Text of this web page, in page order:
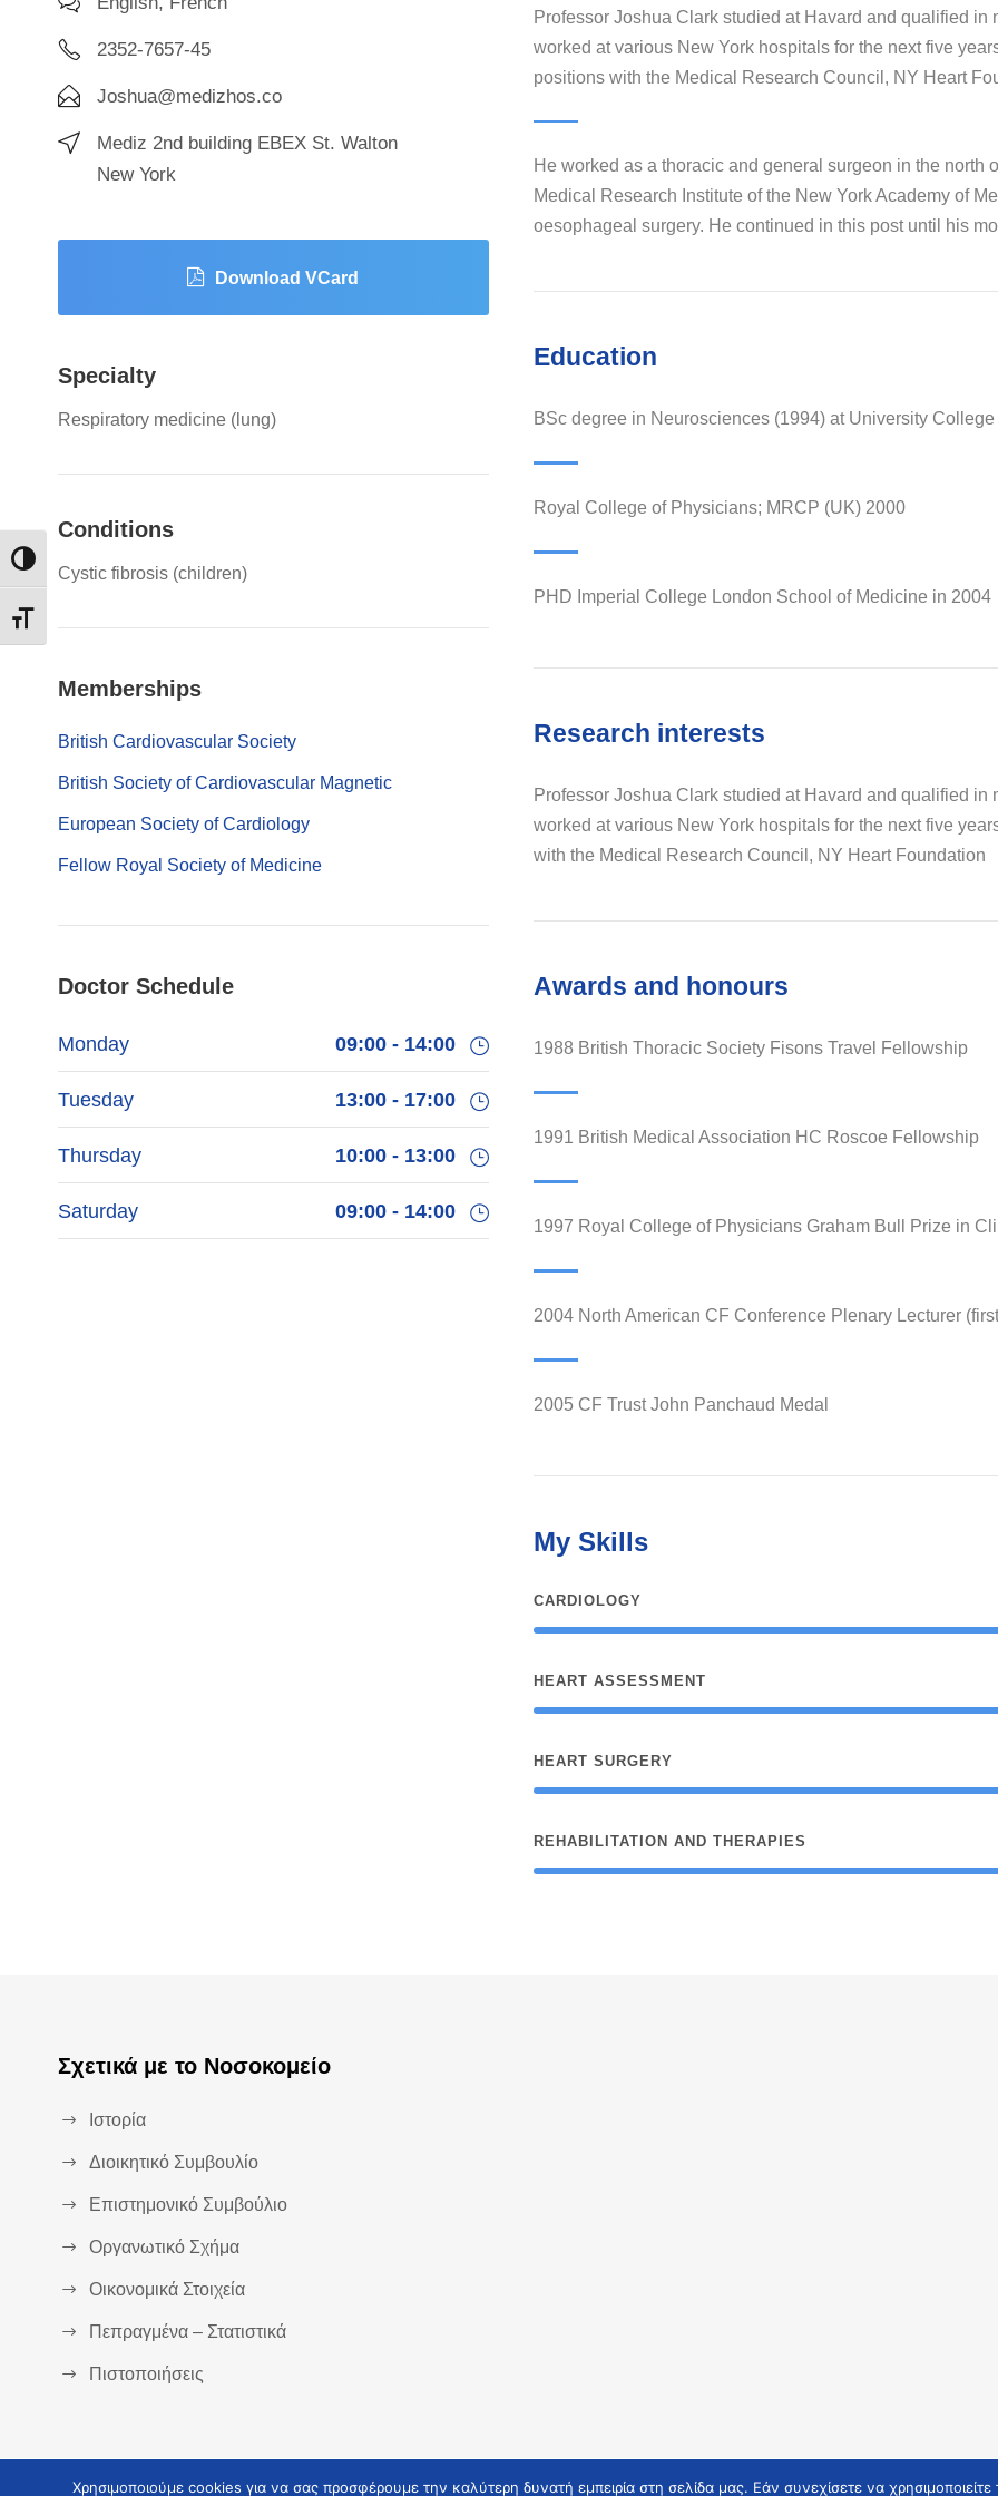
Εναλλαγή Υψηλής Αντίθεσης
Εναλλαγή Μεγέθους Γραμμάτων
2352-7657-45
Joshua@medizhos.co
Mediz 2nd building EBEX St. Walton
New York
Download VCard
Specialty
Respiratory medicine (lung)
Conditions
Cystic fibrosis (children)
Memberships
British Cardiovascular Society
British Society of Cardiovascular Magnetic
European Society of Cardiology
Fellow Royal Society of Medicine
Doctor Schedule
Monday 09:00 - 14:00
Tuesday 13:00 - 17:00
Thursday 10:00 - 13:00
Saturday 09:00 - 14:00
Professor Joshua Clark studied at Havard and qualified
worked at various New York hospitals for the next five
positions with the Medical Research Council, NY Heart
He worked as a thoracic and general surgeon in the
Medical Research Institute of the New York Academy of
oesophageal surgery. He continued in this post until his
Education
BSc degree in Neurosciences (1994) at University
Royal College of Physicians; MRCP (UK) 2000
PHD Imperial College London School of Medicine in 2004
Research interests
Professor Joshua Clark studied at Havard and qualified
worked at various New York hospitals for the next five
with the Medical Research Council, NY Heart Foundation
Awards and honours
1988 British Thoracic Society Fisons Travel Fellowship
1991 British Medical Association HC Roscoe Fellowship
1997 Royal College of Physicians Graham Bull Prize in
2004 North American CF Conference Plenary Lecturer
2005 CF Trust John Panchaud Medal
My Skills
CARDIOLOGY
HEART ASSESSMENT
HEART SURGERY
REHABILITATION AND THERAPIES
Σχετικά με το Νοσοκομείο
Ιστορία
Διοικητικό Συμβουλίο
Επιστημονικό Συμβούλιο
Οργανωτικό Σχήμα
Οικονομικά Στοιχεία
Πεπραγμένα – Στατιστικά
Πιστοποιήσεις
Χρησιμοποιούμε cookies για να σας προσφέρουμε την καλύτερη δυνατή εμπειρία στη σελίδα μας. Εάν συνεχίσετε να